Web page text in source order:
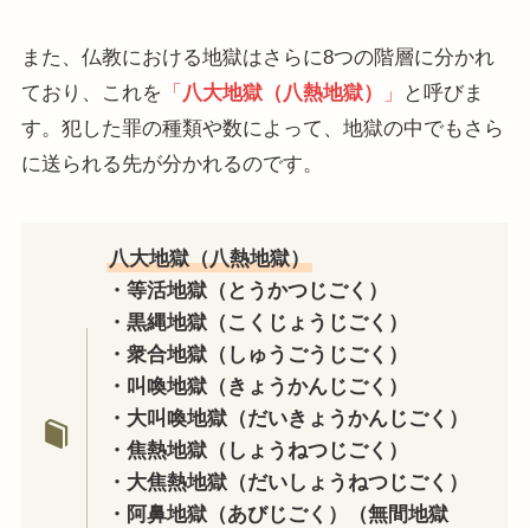
また、仏教における地獄はさらに8つの階層に分かれ
ており、これを 「 八大地獄（八熱地獄） 」
と呼びま
す。犯した罪の種類や数によって、地獄の中でもさら
に送られる先が分かれるのです。
八大地獄（八熱地獄）
・等活地獄（とうかつじごく）
・黒縄地獄（こくじょうじごく）
・衆合地獄（しゅうごうじごく）
・叫喚地獄（きょうかんじごく）
・大叫喚地獄（だいきょうかんじごく）
・焦熱地獄（しょうねつじごく）
・大焦熱地獄（だいしょうねつじごく）
・阿鼻地獄（あびじごく）（無間地獄